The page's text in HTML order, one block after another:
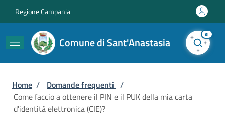
Regione Campania
Comune di Sant'Anastasia
AI
Briciole di pane
Home / Domande frequenti /
Come faccio a ottenere il PIN e il PUK della mia carta
d'identità elettronica (CIE)?